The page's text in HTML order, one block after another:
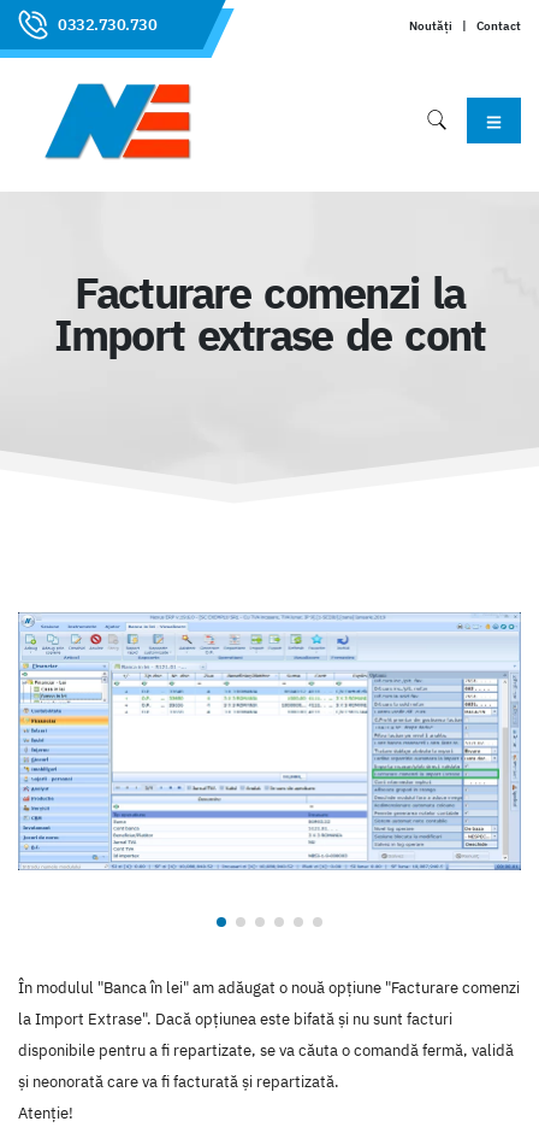
0332.730.730 Noutăți | Contact
Facturare comenzi la
Import extrase de cont
În modulul "Banca în lei" am adăugat o nouă opțiune "Facturare comenzi
la Import Extrase". Dacă opțiunea este bifată și nu sunt facturi
disponibile pentru a fi repartizate, se va căuta o comandă fermă, validă
și neonorată care va fi facturată și repartizată.
Atenție!